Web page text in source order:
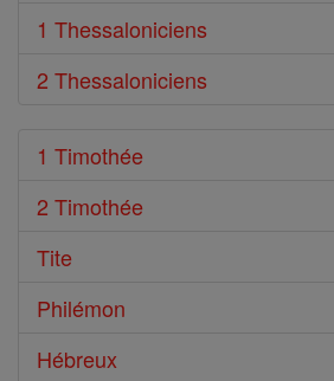
1 Thessaloniciens
2 Thessaloniciens
1 Timothée
2 Timothée
Tite
Philémon
Hébreux